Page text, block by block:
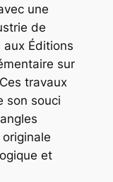
une
de
Éditions
sur
travaux
son souci
et